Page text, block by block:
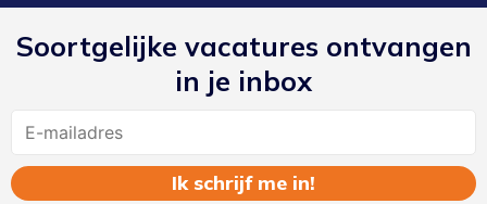
Soortgelijke vacatures ontvangen
in je inbox